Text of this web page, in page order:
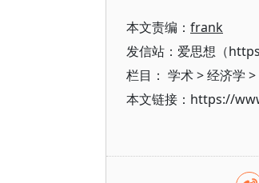
本文责编： frank
发信站：爱思想（
栏目： 学术>经济学 >
本文链接：https://